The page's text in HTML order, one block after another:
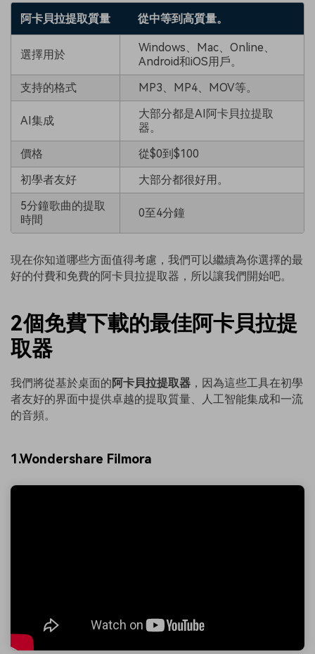
阿卡貝拉提取質量 從中等到高質量。
選擇用於
Windows、Mac、Online、
Android和iOS用戶。
支持的格式
MP3、MP4、MOV等。
AI集成
大部分都是AI阿卡貝拉提取
器。
價格
從$0到$100
初學者友好
大部分都很好用。
5分鐘歌曲的提取
時間
0至4分鐘
現在你知道哪些方面值得考慮，我們可以繼續為你選擇的最
好的付費和免費的阿卡貝拉提取器，所以讓我們開始吧。
2個免費下載的最佳阿卡貝拉提
取器
我們將從基於桌面的阿卡貝拉提取器 ，因為這些工具在初學
者友好的界面中提供卓越的提取質量、人工智能集成和一流
的音頻。
1.Wondershare Filmora